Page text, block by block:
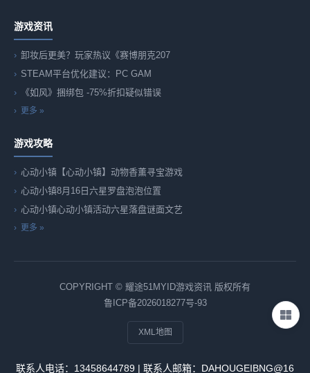
游戏资讯
卸妆后更美？玩家热议《赛博朋克207
STEAM平台优化建议：PC GAM
《如风》捆绑包 -75%折扣疑似错误
更多 »
游戏攻略
心动小镇【心动小镇】动物香薰寻宝游戏
心动小镇8月16日六星罗盘泡泡位置
心动小镇心动小镇活动六星落盘谜面文艺
更多 »
COPYRIGHT © 耀途51MYID游戏资讯 版权所有
鲁ICP备2026018277号-93
XML地图
联系人电话：13458644789 | 联系人邮箱：DAHOUGEIBNG@16